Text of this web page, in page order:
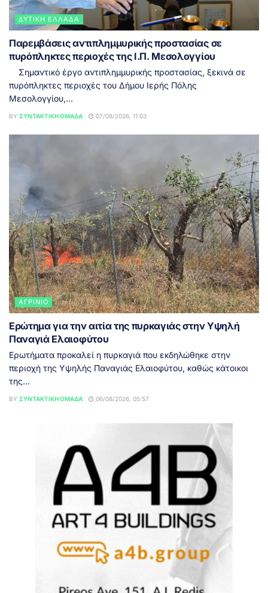
ΔΥΤΙΚΉ ΕΛΛΆΔΑ
Παρεμβάσεις αντιπλημμυρικής προστασίας σε
πυρόπληκτες περιοχές της Ι.Π. Μεσολογγίου
Σημαντικό έργο αντιπλημμυρικής προστασίας, ξεκινά σε
πυρόπληκτες περιοχές του Δήμου Ιερής Πόλης
Μεσολογγίου,...
BY ΣΥΝΤΑΚΤΙΚΉ ΟΜΆΔΑ 07/08/2026, 11:03
ΑΓΡΊΝΙΟ
Ερώτημα για την αιτία της πυρκαγιάς στην Υψηλή
Παναγιά Ελαιοφύτου
Ερωτήματα προκαλεί η πυρκαγιά που εκδηλώθηκε στην
περιοχή της Υψηλής Παναγιάς Ελαιοφύτου, καθώς κάτοικοι
της...
BY ΣΥΝΤΑΚΤΙΚΉ ΟΜΆΔΑ 06/08/2026, 05:57